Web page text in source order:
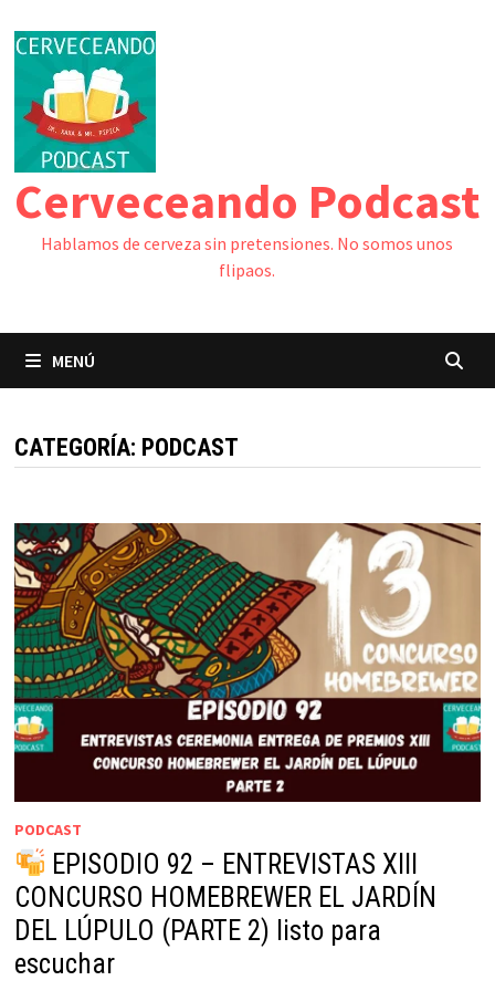
contenido
Cerveceando Podcast
Hablamos de cerveza sin pretensiones. No somos unos
flipaos.
MENÚ
CATEGORÍA: PODCAST
PODCAST
EPISODIO 92 – ENTREVISTAS XIII
CONCURSO HOMEBREWER EL JARDÍN
DEL LÚPULO (PARTE 2) listo para
escuchar